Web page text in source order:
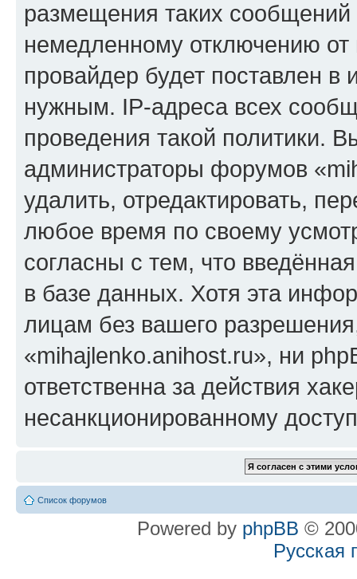
размещения таких
немедленному отключению
провайдер будет поставлен в
нужным. IP-адреса всех
проведения такой политики.
администраторы форумов
удалить, отредактировать,
любое время по своему
согласны с тем, что
в базе данных. Хотя эта
лицам без вашего
«mihajlenko.anihost.ru», ни
ответственна за действия
несанкционированному
Список форумов
Powered by phpBB ©
Русская